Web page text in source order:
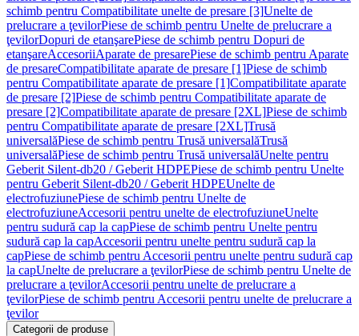
schimb pentru Compatibilitate unelte de presare [3]Unelte de
prelucrare a ţevilorPiese de schimb pentru Unelte de prelucrare a
ţevilorDopuri de etanşarePiese de schimb pentru Dopuri de
etanşareAccesoriiAparate de presarePiese de schimb pentru Aparate
de presareCompatibilitate aparate de presare [1]Piese de schimb
pentru Compatibilitate aparate de presare [1]Compatibilitate aparate
de presare [2]Piese de schimb pentru Compatibilitate aparate de
presare [2]Compatibilitate aparate de presare [2XL]Piese de schimb
pentru Compatibilitate aparate de presare [2XL]Trusă
universalăPiese de schimb pentru Trusă universalăTrusă
universalăPiese de schimb pentru Trusă universalăUnelte pentru
Geberit Silent-db20 / Geberit HDPEPiese de schimb pentru Unelte
pentru Geberit Silent-db20 / Geberit HDPEUnelte de
electrofuziunePiese de schimb pentru Unelte de
electrofuziuneAccesorii pentru unelte de electrofuziuneUnelte
pentru sudură cap la capPiese de schimb pentru Unelte pentru
sudură cap la capAccesorii pentru unelte pentru sudură cap la
capPiese de schimb pentru Accesorii pentru unelte pentru sudură cap
la capUnelte de prelucrare a ţevilorPiese de schimb pentru Unelte de
prelucrare a ţevilorAccesorii pentru unelte de prelucrare a
ţevilorPiese de schimb pentru Accesorii pentru unelte de prelucrare a
ţevilor
Categorii de produse